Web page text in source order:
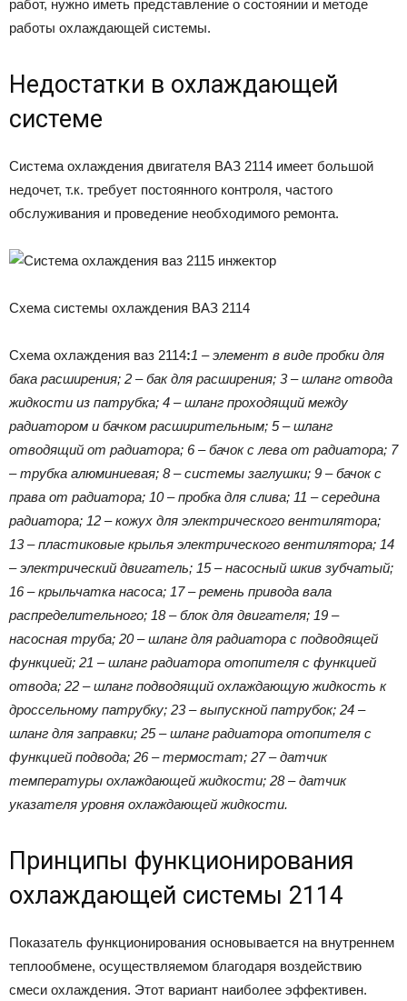
работ, нужно иметь представление о состоянии и методе
работы охлаждающей системы.
Недостатки в охлаждающей
системе
Система охлаждения двигателя ВАЗ 2114 имеет большой
недочет, т.к. требует постоянного контроля, частого
обслуживания и проведение необходимого ремонта.
Схема системы охлаждения ВАЗ 2114
Схема охлаждения ваз 2114:1 – элемент в виде пробки для
бака расширения; 2 – бак для расширения; 3 – шланг отвода
жидкости из патрубка; 4 – шланг проходящий между
радиатором и бачком расширительным; 5 – шланг
отводящий от радиатора; 6 – бачок с лева от радиатора; 7
– трубка алюминиевая; 8 – системы заглушки; 9 – бачок с
права от радиатора; 10 – пробка для слива; 11 – середина
радиатора; 12 – кожух для электрического вентилятора;
13 – пластиковые крылья электрического вентилятора; 14
– электрический двигатель; 15 – насосный шкив зубчатый;
16 – крыльчатка насоса; 17 – ремень привода вала
распределительного; 18 – блок для двигателя; 19 –
насосная труба; 20 – шланг для радиатора с подводящей
функцией; 21 – шланг радиатора отопителя с функцией
отвода; 22 – шланг подводящий охлаждающую жидкость к
дроссельному патрубку; 23 – выпускной патрубок; 24 –
шланг для заправки; 25 – шланг радиатора отопителя с
функцией подвода; 26 – термостат; 27 – датчик
температуры охлаждающей жидкости; 28 – датчик
указателя уровня охлаждающей жидкости.
Принципы функционирования
охлаждающей системы 2114
Показатель функционирования основывается на внутреннем
теплообмене, осуществляемом благодаря воздействию
смеси охлаждения. Этот вариант наиболее эффективен.